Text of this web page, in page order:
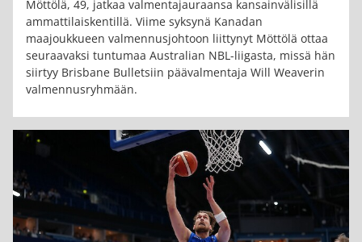
Möttölä, 49, jatkaa valmentajauraansa kansainvälisillä
ammattilaiskentillä. Viime syksynä Kanadan
maajoukkueen valmennusjohtoon liittynyt Möttölä ottaa
seuraavaksi tuntumaa Australian NBL-liigasta, missä hän
siirtyy Brisbane Bulletsiin päävalmentaja Will Weaverin
valmennusryhmään.